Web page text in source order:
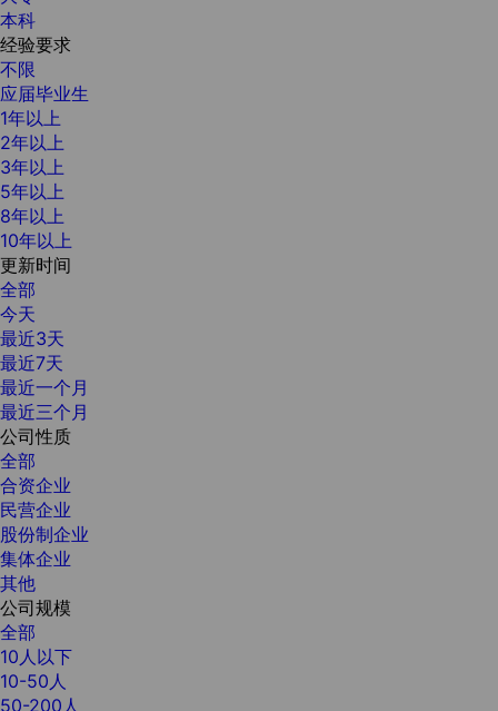
本科
经验要求
不限
应届毕业生
1年以上
2年以上
3年以上
5年以上
8年以上
10年以上
更新时间
全部
今天
最近3天
最近7天
最近一个月
最近三个月
公司性质
全部
合资企业
民营企业
股份制企业
集体企业
其他
公司规模
全部
10人以下
10-50人
50-200人